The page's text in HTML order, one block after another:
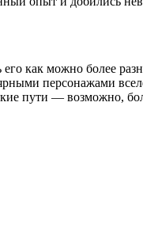
как можно более
персонажами
пути — возможно,